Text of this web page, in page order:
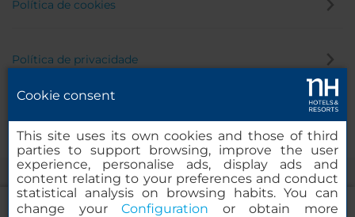
Política de cookies
Política de privacidade
Cookie consent
This site uses its own cookies and those of third
parties to support browsing, improve the user
experience, personalise ads, display ads and
content relating to your preferences and conduct
statistical analysis on browsing habits. You can
change yourConfiguration or obtain more